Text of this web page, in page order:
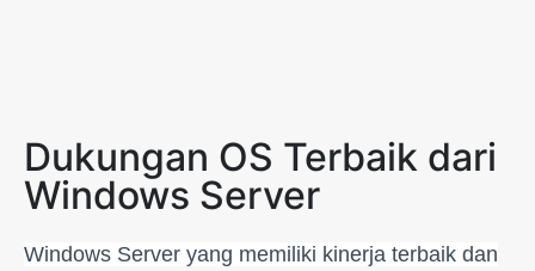
Dukungan OS Terbaik dari
Windows Server
Windows Server yang memiliki kinerja terbaik dan